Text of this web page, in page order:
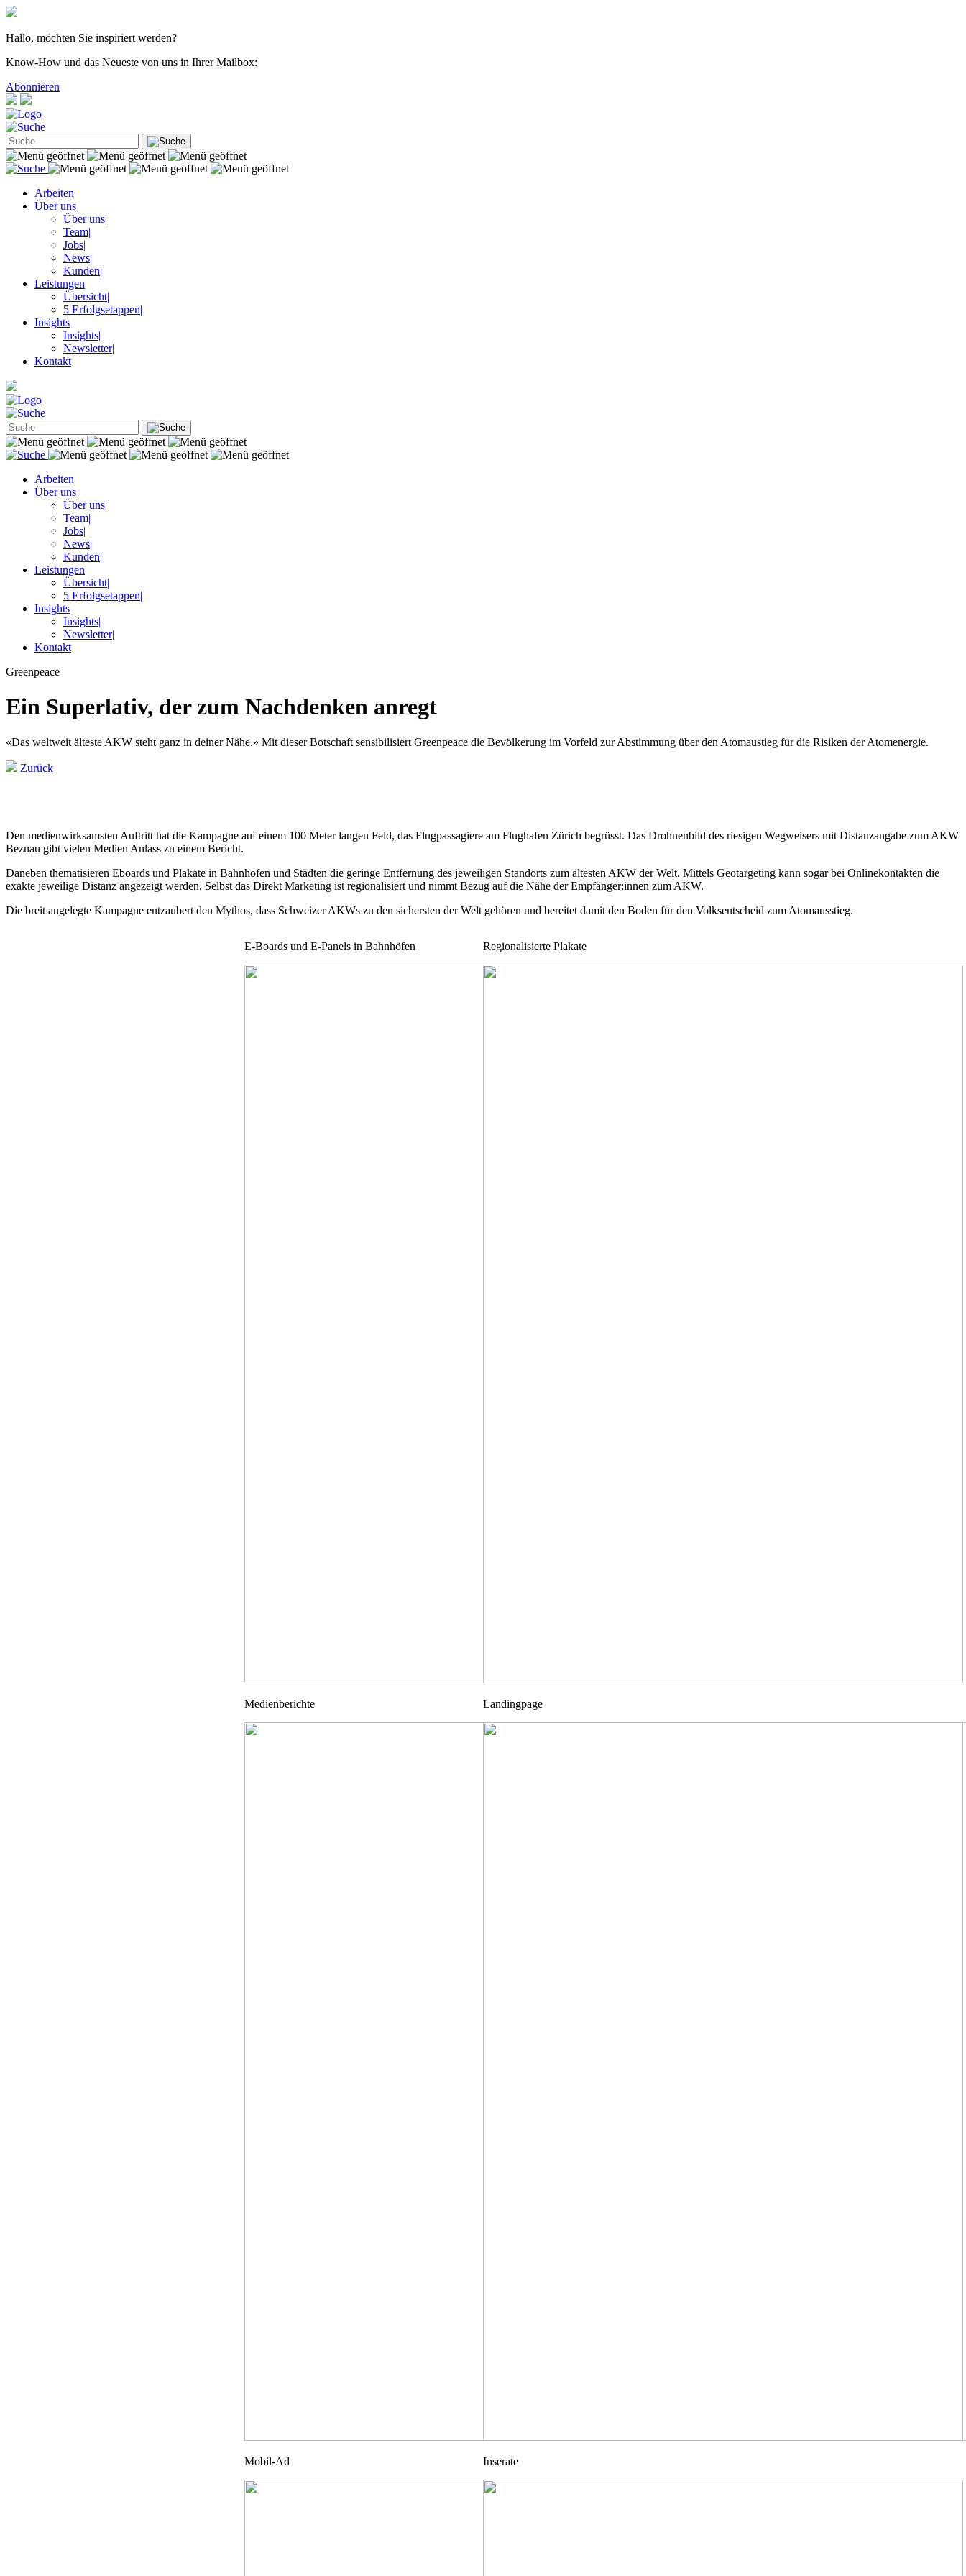
Hallo, möchten Sie inspiriert werden?
Know-How und das Neueste von uns in Ihrer Mailbox:
Abonnieren
Arbeiten
Über uns
Über uns|
Team|
Jobs|
News|
Kunden|
Leistungen
Übersicht|
5 Erfolgsetappen|
Insights
Insights|
Newsletter|
Kontakt
Arbeiten
Über uns
Über uns|
Team|
Jobs|
News|
Kunden|
Leistungen
Übersicht|
5 Erfolgsetappen|
Insights
Insights|
Newsletter|
Kontakt
Greenpeace
Ein Superlativ, der zum Nachdenken anregt
«Das weltweit älteste AKW steht ganz in deiner Nähe.» Mit dieser Botschaft sensibilisiert Greenpeace die Bevölkerung im Vorfeld zur Abstimmung über den Atomaustieg für die Risiken der Atomenergie.
Zurück
Den medienwirksamsten Auftritt hat die Kampagne auf einem 100 Meter langen Feld, das Flugpassagiere am Flughafen Zürich begrüsst. Das Drohnenbild des riesigen Wegweisers mit Distanzangabe zum AKW
Beznau gibt vielen Medien Anlass zu einem Bericht.
Daneben thematisieren Eboards und Plakate in Bahnhöfen und Städten die geringe Entfernung des jeweiligen Standorts zum ältesten AKW der Welt. Mittels Geotargeting kann sogar bei Onlinekontakten die
exakte jeweilige Distanz angezeigt werden. Selbst das Direkt Marketing ist regionalisiert und nimmt Bezug auf die Nähe der Empfänger:innen zum AKW.
Die breit angelegte Kampagne entzaubert den Mythos, dass Schweizer AKWs zu den sichersten der Welt gehören und bereitet damit den Boden für den Volksentscheid zum Atomausstieg.
E-Boards und E-Panels in Bahnhöfen Regionalisierte Plakate
Medienberichte Landingpage
Mobil-Ad Inserate